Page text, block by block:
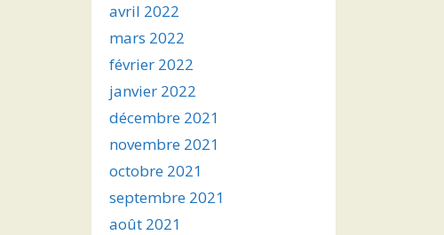
avril 2022
mars 2022
février 2022
janvier 2022
décembre 2021
novembre 2021
octobre 2021
septembre 2021
août 2021